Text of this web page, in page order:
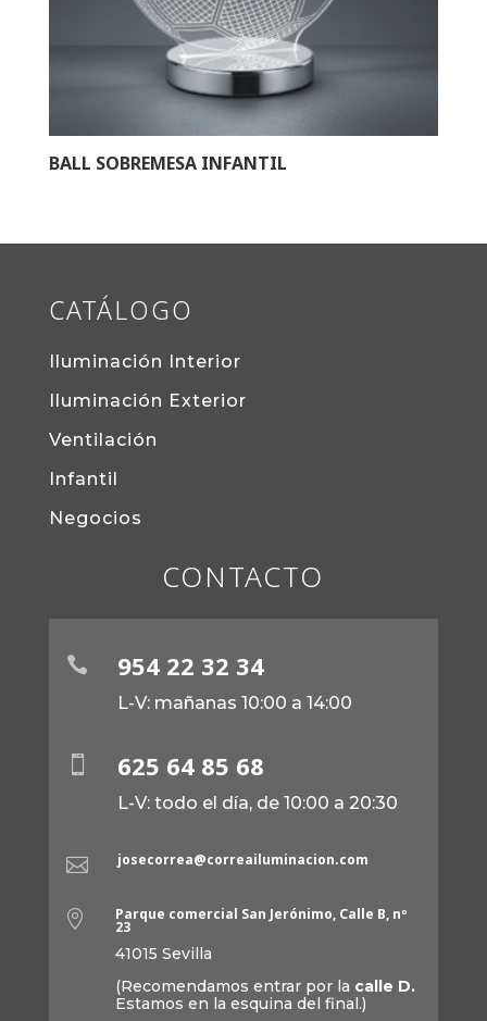
BALL SOBREMESA INFANTIL
CATÁLOGO
Iluminación Interior
Iluminación Exterior
Ventilación
Infantil
Negocios
CONTACTO
 954 22 32 34
L-V: mañanas 10:00 a 14:00
 625 64 85 68
L-V: todo el día, de 10:00 a 20:30
 josecorrea@correailuminacion.com
 Parque comercial San Jerónimo, Calle B, nº
23
41015 Sevilla
(Recomendamos entrar por la calle D.
Estamos en la esquina del final.)